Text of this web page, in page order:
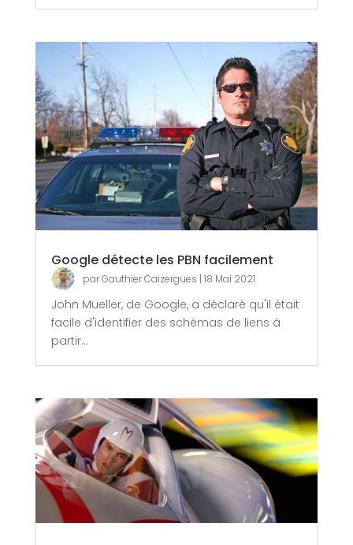
Google détecte les PBN facilement
parGauthier Caizergues | 18 Mai 2021
John Mueller, de Google, a déclaré qu'il était
facile d'identifier des schémas de liens à
partir...